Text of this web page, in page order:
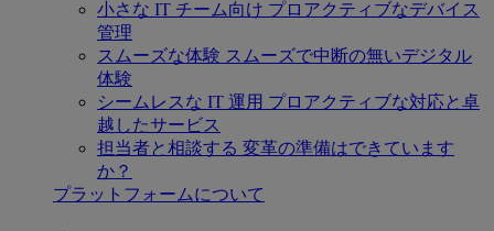
小さな IT チーム向け プロアクティブなデバイス
管理
スムーズな体験 スムーズで中断の無いデジタル
体験
シームレスな IT 運用 プロアクティブな対応と卓
越したサービス
担当者と相談する 変革の準備はできています
か？
プラットフォームについて